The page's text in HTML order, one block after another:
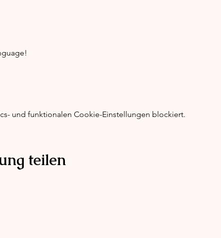
und funktionalen Cookie-Einstellungen blockiert.
teilen